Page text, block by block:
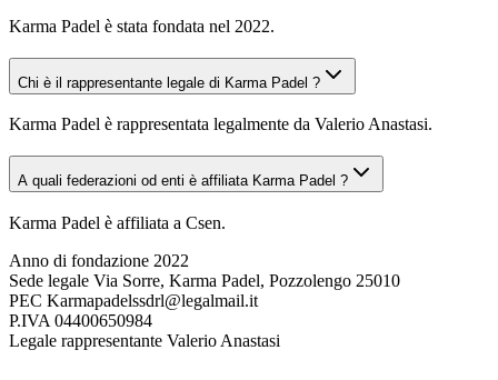
Karma Padel è stata fondata nel 2022.
Chi è il rappresentante legale di Karma Padel ?
Karma Padel è rappresentata legalmente da Valerio Anastasi.
A quali federazioni od enti è affiliata Karma Padel ?
Karma Padel è affiliata a Csen.
Anno di fondazione 2022
Sede legale Via Sorre, Karma Padel, Pozzolengo 25010
PEC Karmapadelssdrl@legalmail.it
P.IVA 04400650984
Legale rappresentante Valerio Anastasi